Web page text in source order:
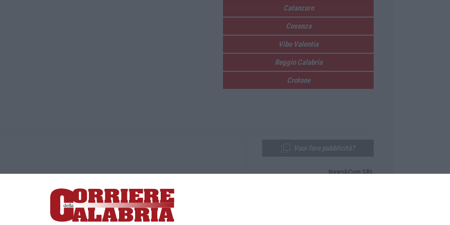
Catanzaro
Cosenza
Vibo Valentia
Reggio Calabria
Crotone
Lamezia Terme (CZ)
responsabile Paola Militano |Privacy
News&Com SRL